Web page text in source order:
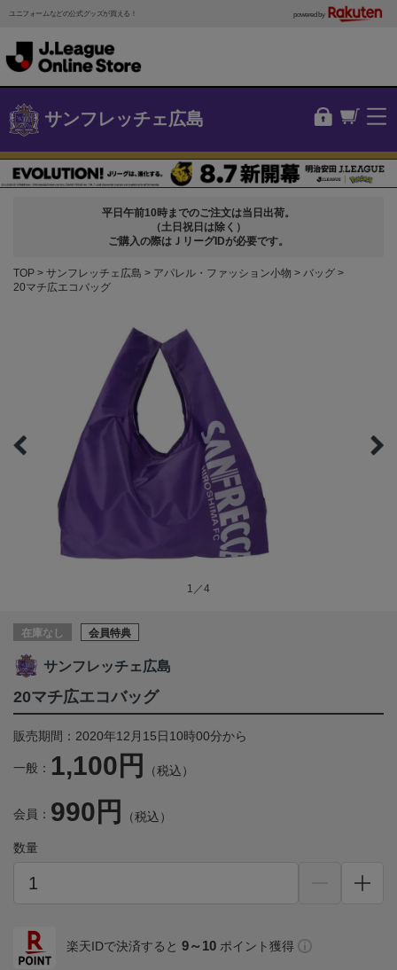
ユニフォームなどの公式グッズが買える！ powered by
サンフレッチェ広島
平日午前10時までのご注文は当日出荷。
（土日祝日は除く）
ご購入の際はＪリーグIDが必要です。
TOP サンフレッチェ広島 アパレル・ファッション小物
バッグ
20マチ広エコバッグ
1／4
在庫なし 会員特典
サンフレッチェ広島
20マチ広エコバッグ
販売期間：2020年12月15日10時00分から
一般： 1,100円 （税込）
会員： 990円 （税込）
数量
楽天IDで決済すると 9～10 ポイント獲得